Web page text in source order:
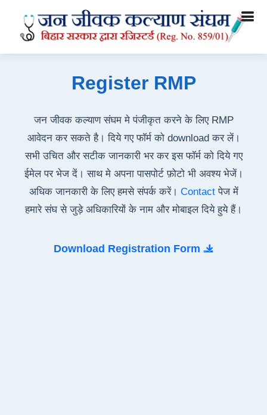
Register RMP
जन जीवक कल्याण संघम मे पंजीकृत करने के लिए RMP
आवेदन कर सकते है। दिये गए फॉर्म को download कर लें।
सभी उचित और सटीक जानकारी भर कर इस फॉर्म को दिये गए
ईमेल पर भेज दें। साथ मे अपना पासपोर्ट फ़ोटो भी अवश्य भेजें।
अधिक जानकारी के लिए हमसे संपर्क करें। Contactपेज में
हमारे संघ से जुड़े अधिकारियों के नाम और मोबाइल दिये हुये हैं।
Download Registration Form